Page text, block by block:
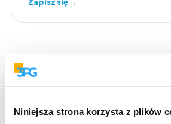
Niniejsza strona korzysta z plików
Do oglądania